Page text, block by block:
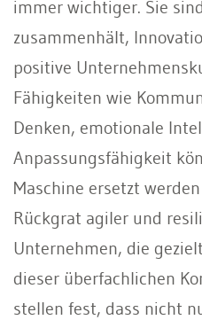
immer wichtiger. Sie
zusammenhält,
positive
Fähigkeiten wie
Denken, emotionale
Anpassungsfähigkeit
Maschine ersetzt
Rückgrat agiler und
Unternehmen, die
dieser überfachlichen
stellen fest, dass nicht